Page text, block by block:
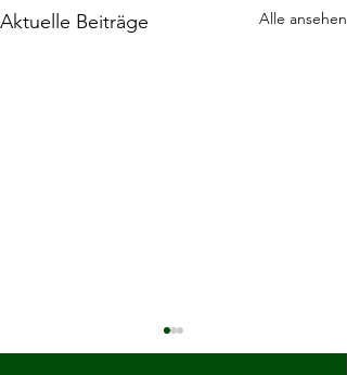
Aktuelle Beiträge Alle ansehen